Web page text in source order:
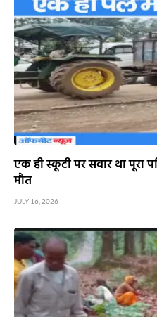
एक ही स्कूटी पर सवार था पूरा
मौत
JULY 16, 2026